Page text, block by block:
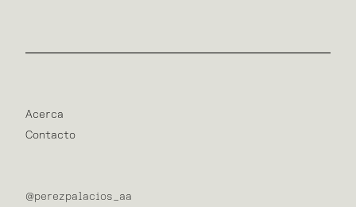
Acerca
Contacto
@perezpalacios_aa